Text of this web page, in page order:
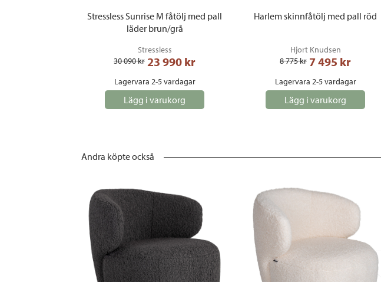
Stressless Sunrise M fåtölj med pall
läder brun/grå
Stressless
30 090 kr 23 990 kr
Lagervara 2-5 vardagar
Lägg i varukorg
Harlem skinnfåtölj med pall röd
Hjort Knudsen
8 775 kr 7 495 kr
Lagervara 2-5 vardagar
Lägg i varukorg
Andra köpte också